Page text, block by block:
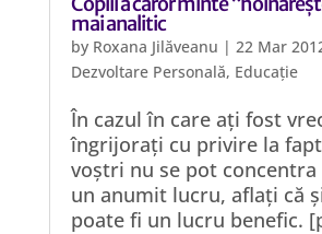
mai analitic
by Roxana Jilăveanu | 22 Mar
Dezvoltare Personală, Educație
În cazul în care ați fost
îngrijorați cu privire la
voștri nu se pot concentra
un anumit lucru, aflați că
poate fi un lucru benefic.